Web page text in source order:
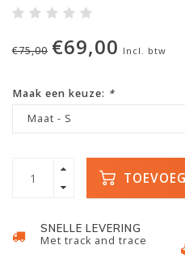
€75,00 €69,00 Incl. btw
Maak een keuze: *
Maat - S
SNELLE LEVERING
Met track and trace